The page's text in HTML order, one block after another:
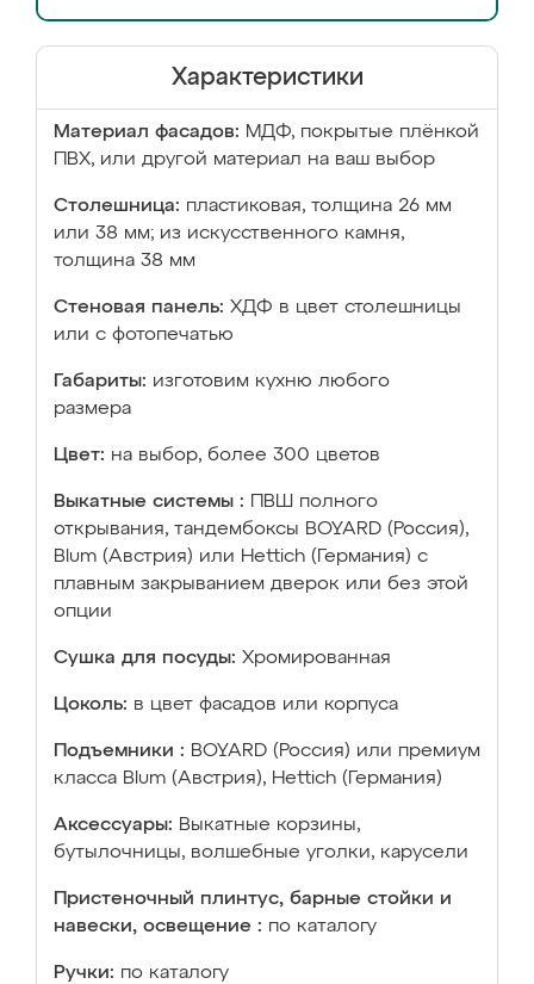
Характеристики
Материал фасадов: МДФ, покрытые плёнкой
ПВХ, или другой материал на ваш выбор
Столешница: пластиковая, толщина 26 мм
или 38 мм; из искусственного камня,
толщина 38 мм
Стеновая панель: ХДФ в цвет столешницы
или с фотопечатью
Габариты: изготовим кухню любого
размера
Цвет: на выбор, более 300 цветов
Выкатные системы :
ПВШ полного
открывания, тандембоксы BOYARD (Россия),
Blum (Австрия) или Hettich (Германия) с
плавным закрыванием дверок или без этой
опции
Сушка для посуды: Хромированная
Цоколь: в цвет фасадов или корпуса
Подъемники : BOYARD (Россия) или премиум
класса Blum (Австрия), Hettich (Германия)
Аксессуары: Выкатные корзины,
бутылочницы, волшебные уголки, карусели
Пристеночный плинтус, барные стойки и
навески, освещение : по каталогу
Ручки: по каталогу